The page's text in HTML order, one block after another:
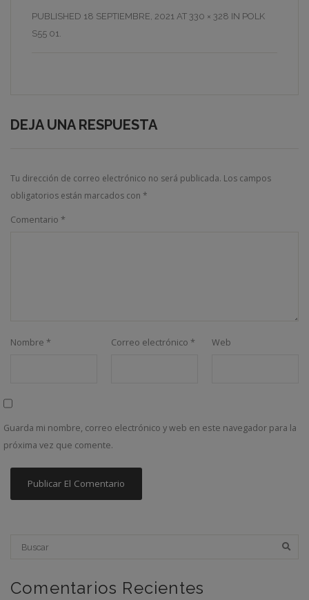
PUBLISHED 18 SEPTIEMBRE, 2021 AT 330 × 328 IN POLK
S55 01.
DEJA UNA RESPUESTA
Tu dirección de correo electrónico no será publicada. Los campos
obligatorios están marcados con *
Comentario *
Nombre * Correo electrónico * Web
Guarda mi nombre, correo electrónico y web en este navegador para la
próxima vez que comente.
Comentarios Recientes